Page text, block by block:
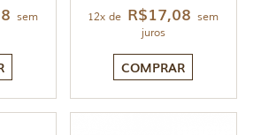
sem
12x de R$17,08 sem
juros
COMPRAR